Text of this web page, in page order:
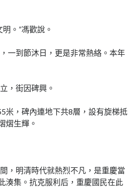
。”馮歡說。
一到節沐日，更是非常熱絡。本年
，街因碑興。
米，碑內連地下共8層，設有旋梯抵
熠生輝。
，明清時代就熱烈不凡，是重慶當
湊集。抗克服利后，重慶國民在此